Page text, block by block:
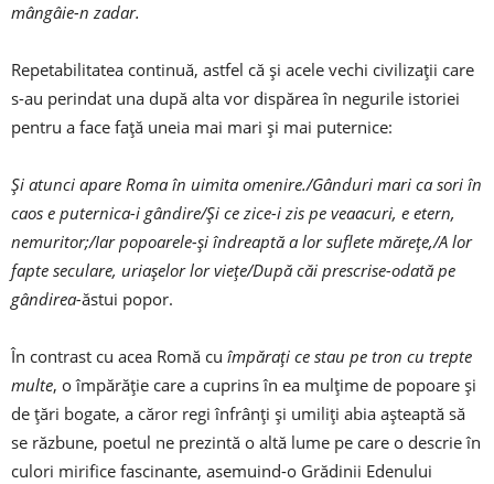
mângâie-n zadar.
Repetabilitatea continuă, astfel că și acele vechi civilizații care
s-au perindat una după alta vor dispărea în negurile istoriei
pentru a face față uneia mai mari și mai puternice:
Și atunci apare Roma în uimita omenire./Gânduri mari ca sori în
caos e puternica-i gândire/Și ce zice-i zis pe veaacuri, e etern,
nemuritor;/Iar popoarele-și îndreaptă a lor suflete mărețe,/A lor
fapte seculare, uriașelor lor viețe/După căi prescrise-odată pe
gândirea-ăstui popor.
În contrast cu acea Romă cu împărați ce stau pe tron cu trepte
multe, o împărăție care a cuprins în ea mulțime de popoare și
de țări bogate, a căror regi înfrânți și umiliți abia așteaptă să
se răzbune, poetul ne prezintă o altă lume pe care o descrie în
culori mirifice fascinante, asemuind-o Grădinii Edenului